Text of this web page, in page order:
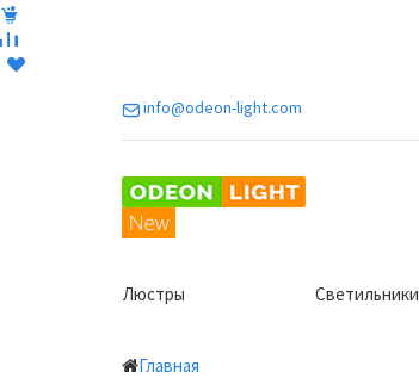
info@odeon-light.com
Люстры Светильники
Главная